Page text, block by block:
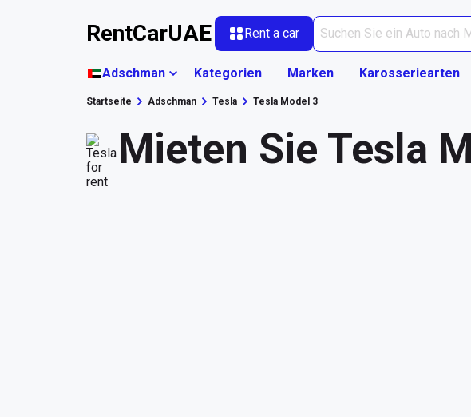
RentCarUAE Rent a car
Adschman Kategorien Marken Karosseriearten
Startseite Adschman Tesla Tesla Model 3
Mieten Sie Tesla